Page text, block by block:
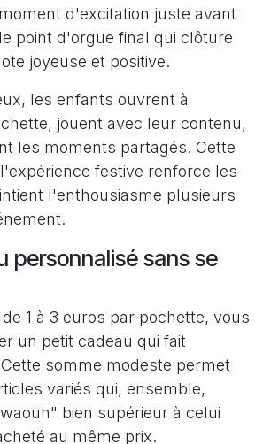
d'excitation juste avant
point d'orgue final qui clôture
joyeuse et positive.
les enfants ouvrent à
jouent avec leur contenu,
les moments partagés. Cette
festive renforce les
l'enthousiasme plusieurs
personnalisé sans se
1 à 3 euros par pochette, vous
un petit cadeau qui fait
somme modeste permet
variés qui, ensemble,
bien supérieur à celui
au même prix.